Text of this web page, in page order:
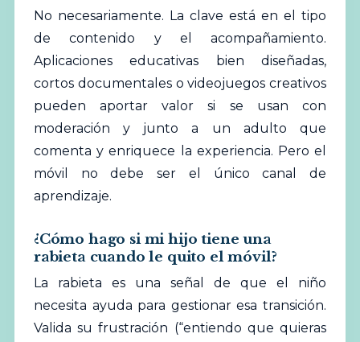
No necesariamente. La clave está en el tipo
de contenido y el acompañamiento.
Aplicaciones educativas bien diseñadas,
cortos documentales o videojuegos creativos
pueden aportar valor si se usan con
moderación y junto a un adulto que
comenta y enriquece la experiencia. Pero el
móvil no debe ser el único canal de
aprendizaje.
¿Cómo hago si mi hijo tiene una
rabieta cuando le quito el móvil?
La rabieta es una señal de que el niño
necesita ayuda para gestionar esa transición.
Valida su frustración (“entiendo que quieras